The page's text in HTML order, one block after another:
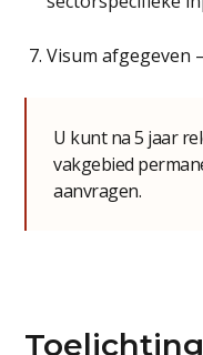
Visum afgegeven
U kunt na 5 jaar
vakgebied
aanvragen.